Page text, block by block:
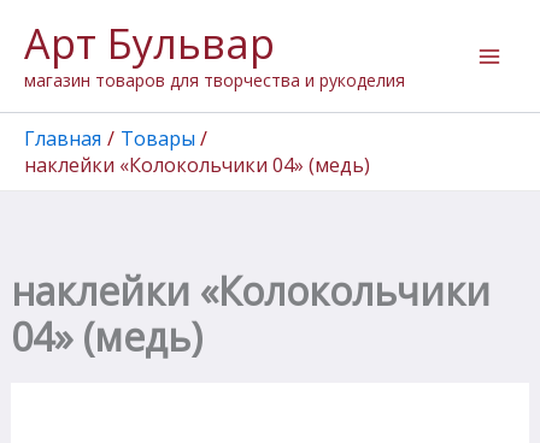
содержимому
Арт Бульвар
магазин товаров для творчества и рукоделия
Главная
Товары
наклейки «Колокольчики 04» (медь)
наклейки «Колокольчики
04» (медь)